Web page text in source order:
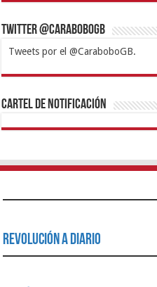
Twitter @CaraboboGB
Tweets por el @CaraboboGB.
1xbetBetturkeyBetistKralbet
https://mvbcasino.com/
Cartel de Notificación
Revolución a Diario